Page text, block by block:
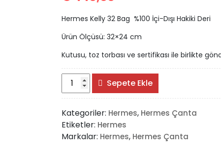
Hermes Kelly 32 Bag %100 İçi-Dışı Hakiki Deri
Ürün Ölçüsü: 32×24 cm
Kutusu, toz torbası ve sertifikası ile birlikte
Hermes
Kelly
32
Bag
%100
Hakiki
Sepete Ekle
Kategoriler: Hermes, Hermes Çanta
Etiketler: Hermes
Markalar: Hermes, Hermes Çanta